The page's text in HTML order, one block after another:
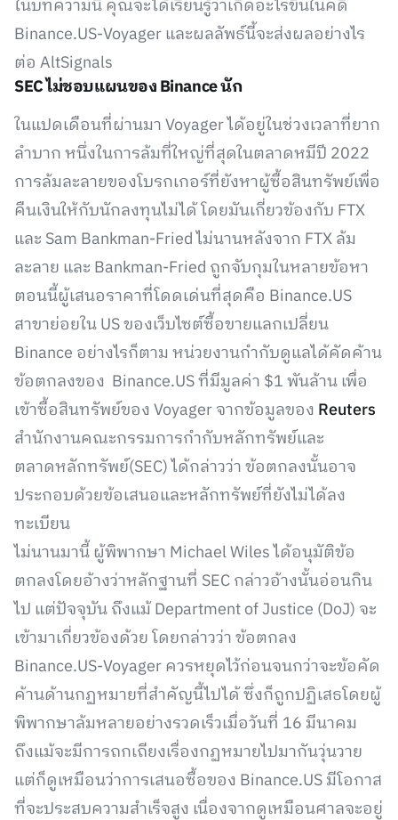
ในบทความนี้ คุณจะได้เรียนรู้ว่าเกิดอะไรขึ้นในคดี
Binance.US-Voyager และผลลัพธ์นี้จะส่งผลอย่างไร
ต่อ AltSignals
SEC ไม่ชอบแผนของ Binance นัก
ในแปดเดือนที่ผ่านมา Voyager ได้อยู่ในช่วงเวลาที่ยาก
ลำบาก หนึ่งในการล้มที่ใหญ่ที่สุดในตลาดหมีปี 2022
การล้มละลายของโบรกเกอร์ที่ยังหาผู้ซื้อสินทรัพย์เพื่อ
คืนเงินให้กับนักลงทุนไม่ได้ โดยมันเกี่ยวข้องกับ FTX
และ Sam Bankman-Fried ไม่นานหลังจาก FTX ล้ม
ละลาย และ Bankman-Fried ถูกจับกุมในหลายข้อหา
ตอนนี้ผู้เสนอราคาที่โดดเด่นที่สุดคือ Binance.US
สาขาย่อยใน US ของเว็บไซต์ซื้อขายแลกเปลี่ยน
Binance อย่างไรก็ตาม หน่วยงานกำกับดูแลได้คัดค้าน
ข้อตกลงของ Binance.US ที่มีมูลค่า $1 พันล้าน เพื่อ
เข้าซื้อสินทรัพย์ของ Voyager จากข้อมูลของ Reuters
สำนักงานคณะกรรมการกำกับหลักทรัพย์และ
ตลาดหลักทรัพย์(SEC) ได้กล่าวว่า ข้อตกลงนั้นอาจ
ประกอบด้วยข้อเสนอและหลักทรัพย์ที่ยังไม่ได้ลง
ทะเบียน
ไม่นานมานี้ ผู้พิพากษา Michael Wiles ได้อนุมัติข้อ
ตกลงโดยอ้างว่าหลักฐานที่ SEC กล่าวอ้างนั้นอ่อนกิน
ไป แต่ปัจจุบัน ถึงแม้ Department of Justice (DoJ) จะ
เข้ามาเกี่ยวข้องด้วย โดยกล่าวว่า ข้อตกลง
Binance.US-Voyager ควรหยุดไว้ก่อนจนกว่าจะข้อคัด
ค้านด้านกฏหมายที่สำคัญนี้ไปได้ ซึ่งก็ถูกปฏิเสธโดยผู้
พิพากษาล้มหลายอย่างรวดเร็วเมื่อวันที่ 16 มีนาคม
ถึงแม้จะมีการถกเถียงเรื่องกฏหมายไปมากันวุ่นวาย
แต่ก็ดูเหมือนว่าการเสนอซื้อของ Binance.US มีโอกาส
ที่จะประสบความสำเร็จสูง เนื่องจากดูเหมือนศาลจะอยู่